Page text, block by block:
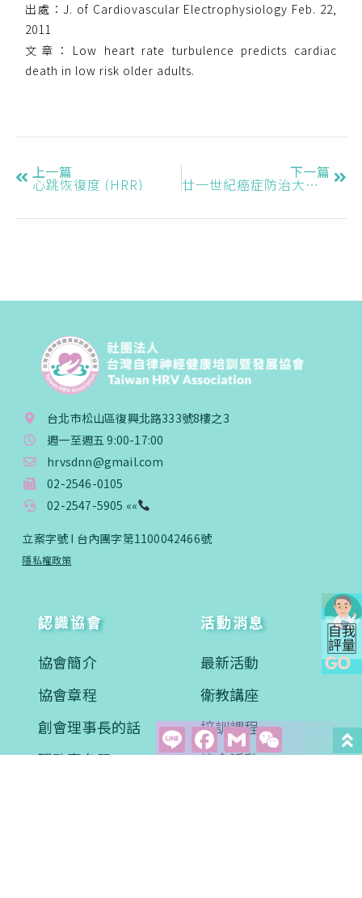
出處：J. of Cardiovascular Electrophysiology Feb. 22,
2011
文章：Low heart rate turbulence predicts cardiac
death in low risk older adults.
上一篇
心跳恢復度 (HRR)
下一篇
廿一世紀癌症防治大突破 – 自律神經調控法
台北市松山區復興北路333號8樓之3
週一至週五 9:00-17:00
hrvsdnn@gmail.com
02-2546-0105
02-2547-5905 ««
立案字號 I 台內團字第1100042466號
隱私權政策
認識協會
協會簡介
協會章程
創會理事長的話
理監事名單
活動消息
最新活動
衛教講座
培訓課程
協會活動
LineFacebook
Gmail